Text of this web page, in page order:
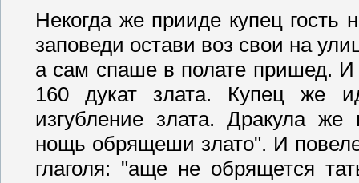
Некогда же прииде купец гость
заповеди остави воз свои на
а сам спаше в полате пришед. И
160 дукат злата. Купец же
изгубление злата. Дракула
нощь обрящеши злато". И
глаголя: "аще не обрящется